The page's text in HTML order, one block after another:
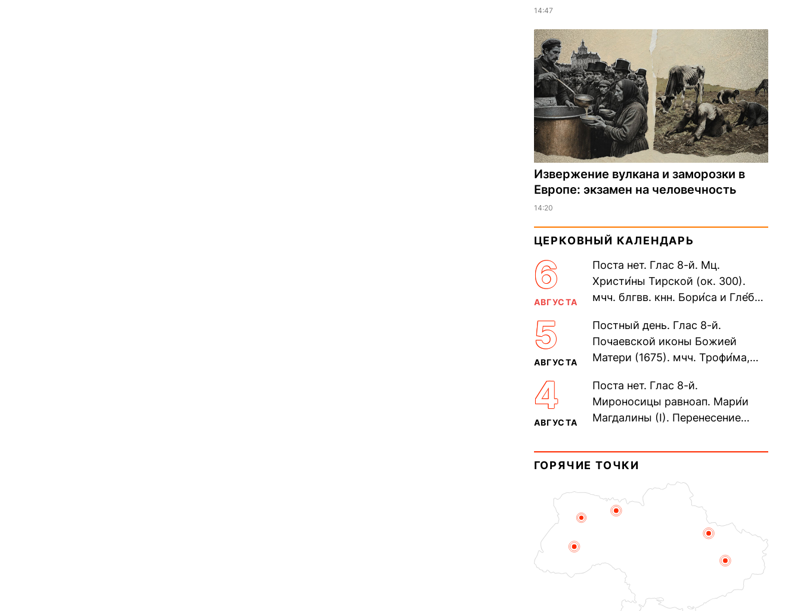
14:47
Извержение вулкана и заморозки в
Европе: экзамен на человечность
14:20
ЦЕРКОВНЫЙ КАЛЕНДАРЬ
6
АВГУСТА
Поста нет. Глас 8-й. Мц.
Христи́ны Тирской (ок. 300).
мчч. блгвв. кнн. Бори́са и Гле́ба,
Дави́да (1015). Прп....
5
АВГУСТА
Постный день. Глас 8-й.
Почаевской иконы Божией
Матери (1675). мчч. Трофи́ма,
мучеников (284–305). прав.
воина Фео́дора...
4
АВГУСТА
Поста нет. Глас 8-й.
Мироносицы равноап. Мари́и
Магдалины (I). Перенесение
Синопского (403–404). Прп.
Корни́лия...
ГОРЯЧИЕ ТОЧКИ